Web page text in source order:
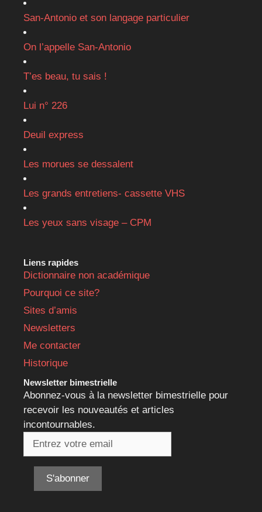
San-Antonio et son langage particulier
On l’appelle San-Antonio
T’es beau, tu sais !
Lui n° 226
Deuil express
Les morues se dessalent
Les grands entretiens- cassette VHS
Les yeux sans visage – CPM
Liens rapides
Dictionnaire non académique
Pourquoi ce site?
Sites d’amis
Newsletters
Me contacter
Historique
Newsletter bimestrielle
Abonnez-vous à la newsletter bimestrielle pour
recevoir les nouveautés et articles
incontournables.